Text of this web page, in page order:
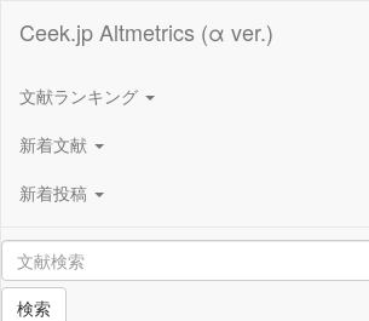
Ceek.jp Altmetrics (α ver.)
文献ランキング
新着文献
新着投稿
検索